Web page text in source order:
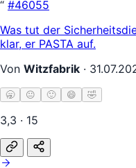
“ #46055
Was tut der
klar, er PASTA auf.
Von Witzfabrik ·
🥱 😐 🙂 😄 🤣
3,3 · 15